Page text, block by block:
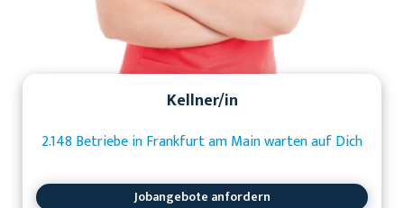
Kellner/in
2.148 Betriebe in Frankfurt am Main warten auf Dich
Jobangebote anfordern